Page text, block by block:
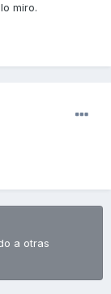
miro.
a otras